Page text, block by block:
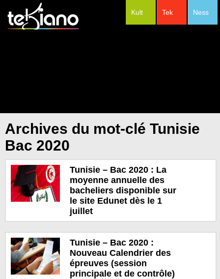
Ness
Tek
Kult
Archives du mot-clé Tunisie
Bac 2020
Tunisie – Bac 2020 : La
moyenne annuelle des
bacheliers disponible sur
le site Edunet dès le 1
juillet
Tunisie – Bac 2020 :
Nouveau Calendrier des
épreuves (session
principale et de contrôle)